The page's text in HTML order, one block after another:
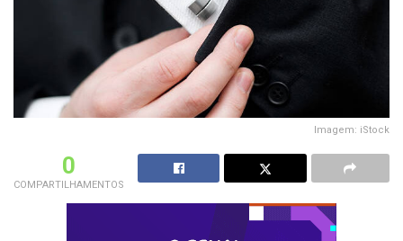
Imagem: iStock
0
COMPARTILHAMENTOS